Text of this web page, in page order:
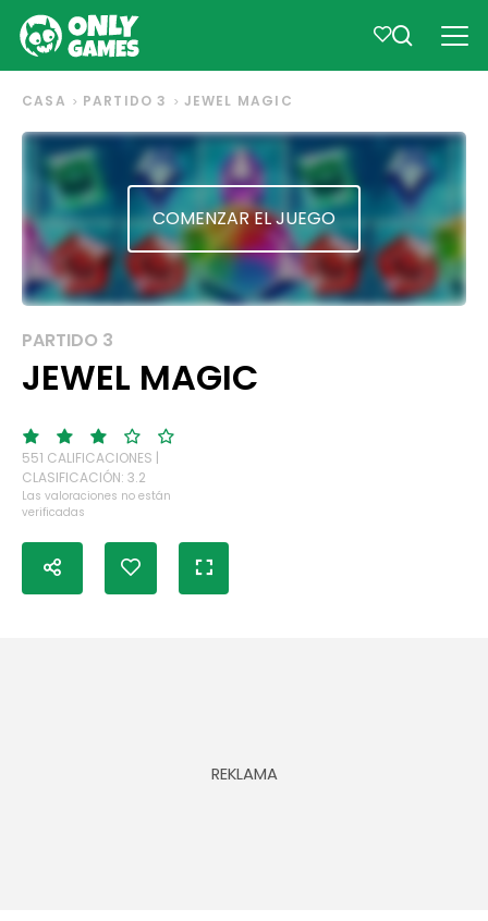
CASA PARTIDO 3 JEWEL MAGIC
COMENZAR EL JUEGO
PARTIDO 3
JEWEL MAGIC
551 CALIFICACIONES |
CLASIFICACIÓN: 3.2
Las valoraciones no están
verificadas